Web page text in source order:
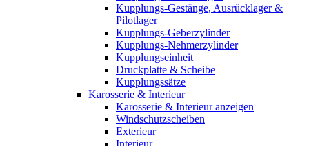
Kupplungs-Gestänge, Ausrücklager &
Pilotlager
Kupplungs-Geberzylinder
Kupplungs-Nehmerzylinder
Kupplungseinheit
Druckplatte & Scheibe
Kupplungssätze
Karosserie & Interieur
Karosserie & Interieur anzeigen
Windschutzscheiben
Exterieur
Interieur